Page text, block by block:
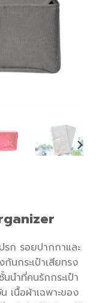
ก รอยปากกาและ
นกระเป๋าเสียทรง
ำที่คนรักกระเป๋า
เนื้อผ้าเฉพาะของ